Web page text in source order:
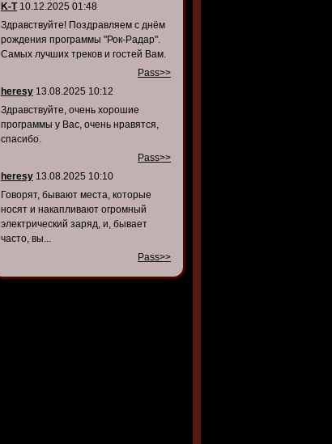
K-T10.12.2025 01:48
Здравствуйте! Поздравляем с днём
рождения программы "Рок-Радар".
Самых лучших треков и гостей Вам.
Pass>>
heresy 13.08.2025 10:12
Здравствуйте, очень хорошие
программы у Вас, очень нравятся,
спасибо.
Pass>>
heresy 13.08.2025 10:10
Говорят, бывают места, которые
носят и накапливают огромный
электрический заряд, и, бывает
часто, вы...
Pass>>